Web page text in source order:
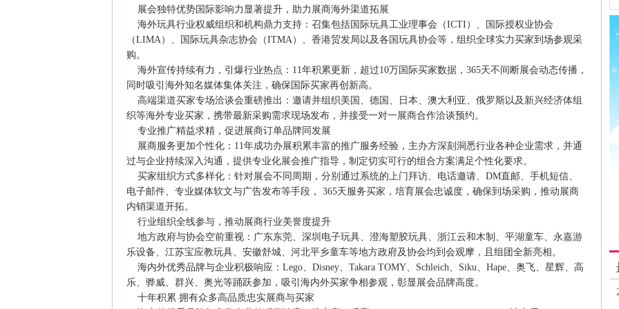
展会独特优势国际影响力显著提升，助力展商海外渠道拓展
海外玩具行业权威组织和机构鼎力支持：召集包括国际玩具工业理事会（ICTI）、国际授权业协会
（LIMA）、国际玩具杂志协会（ITMA）、香港贸发局以及各国玩具协会等，组织全球实力买家到场参观采
购。
海外宣传持续有力，引爆行业热点：11年积累更新，超过10万国际买家数据，365天不间断展会动态传播，
同时吸引海外知名媒体集体关注，确保国际买家再创新高。
高端渠道买家专场洽谈会重磅推出：邀请并组织美国、德国、日本、澳大利亚、俄罗斯以及新兴经济体组
织等海外专业买家，携带最新采购需求现场发布，并接受一对一展商合作洽谈预约。
专业推广精益求精，促进展商订单品牌同发展
展商服务更加个性化：11年成功办展积累丰富的推广服务经验，主办方深刻洞悉行业各种企业需求，并通
过与企业持续深入沟通，提供专业化展会推广指导，制定切实可行的组合方案满足个性化要求。
买家组织方式多样化：针对展会不同周期，分别通过系统的上门拜访、电话邀请、DM直邮、手机短信、
电子邮件、专业媒体软文与广告发布等手段， 365天服务买家，培育展会忠诚度，确保到场采购，推动展商
内销渠道开拓。
行业组织全线参与，推动展商行业美誉度提升
地方政府与协会空前重视：广东东莞、深圳电子玩具、澄海塑胶玩具、浙江云和木制、平湖童车、永嘉游
乐设备、江苏宝应教玩具、安徽舒城、河北平乡童车等地方政府及协会均到会观摩，且组团全新亮相。
海内外优秀品牌与企业积极响应：Lego、Disney、Takara TOMY、Schleich、Siku、Hape、奥飞、星辉、高
乐、骅威、群兴、奥光等踊跃参加，吸引海内外买家争相参观，彰显展会品牌高度。
十年积累 拥有众多高品质忠实展商与买家